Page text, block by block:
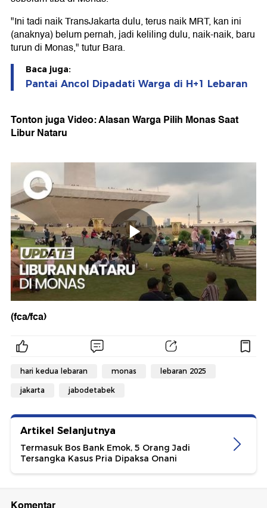
"Ini tadi naik TransJakarta dulu, terus naik MRT, kan ini
(anaknya) belum pernah, jadi keliling dulu, naik-naik, baru
turun di Monas," tutur Bara.
Baca juga:
Pantai Ancol Dipadati Warga di H+1 Lebaran
Tonton juga Video: Alasan Warga Pilih Monas Saat
Libur Nataru
(fca/fca)
hari kedua lebaran monas lebaran 2025
jakarta jabodetabek
Artikel Selanjutnya
Termasuk Bos Bank Emok, 5 Orang Jadi
Tersangka Kasus Pria Dipaksa Onani